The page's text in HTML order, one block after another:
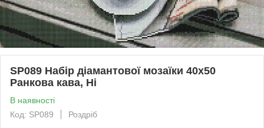
SP089 Набір діамантової мозаїки 40х50
Ранкова кава, Ні
В наявності
Код: SP089
Роздріб